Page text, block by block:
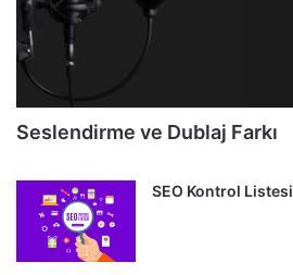
Seslendirme ve Dublaj Farkı
SEO Kontrol Listesi